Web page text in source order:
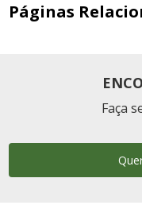
Páginas
Faça